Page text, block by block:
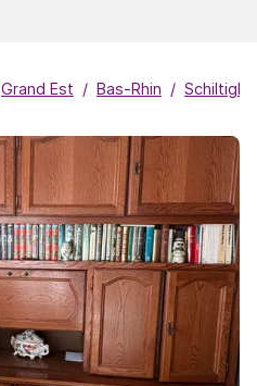
Grand Est Bas-Rhin